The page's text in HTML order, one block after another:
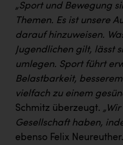
„Sport und Bewegung
Themen. Es ist unsere
darauf hinzuweisen.
Jugendlichen gilt, lässt
umlegen. Sport führt
Belastbarkeit,
vielfach zu einem
Schmitz überzeugt.
Gesellschaft haben,
ebenso Felix